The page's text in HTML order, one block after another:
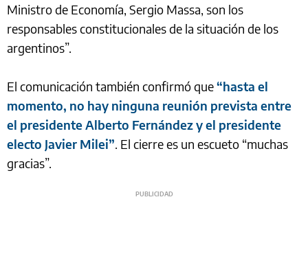
Ministro de Economía, Sergio Massa, son los
responsables constitucionales de la situación de los
argentinos”.
El comunicación también confirmó que“hasta el
momento, no hay ninguna reunión prevista entre
el presidente Alberto Fernández y el presidente
electo Javier Milei”. El cierre es un escueto “muchas
gracias”.